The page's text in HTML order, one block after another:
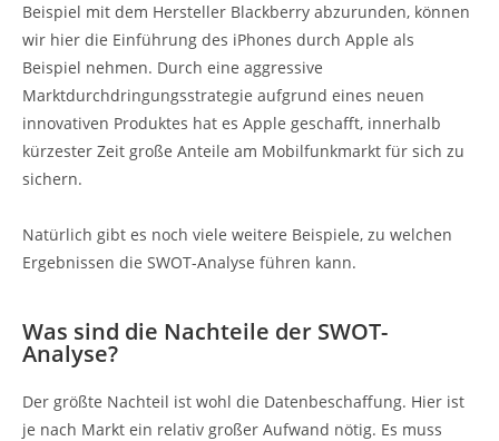
Beispiel mit dem Hersteller Blackberry abzurunden, können
wir hier die Einführung des iPhones durch Apple als
Beispiel nehmen. Durch eine aggressive
Marktdurchdringungsstrategie aufgrund eines neuen
innovativen Produktes hat es Apple geschafft, innerhalb
kürzester Zeit große Anteile am Mobilfunkmarkt für sich zu
sichern.
Natürlich gibt es noch viele weitere Beispiele, zu welchen
Ergebnissen die SWOT-Analyse führen kann.
Was sind die Nachteile der SWOT-
Analyse?
Der größte Nachteil ist wohl die Datenbeschaffung. Hier ist
je nach Markt ein relativ großer Aufwand nötig. Es muss